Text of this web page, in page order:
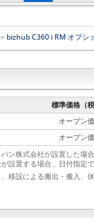
bizhub C360 i RM オプシ
標準価格（税
オープン
オープン
ン株式会社が設置した場合
設置する場合、日付指定
移設による搬出・搬入